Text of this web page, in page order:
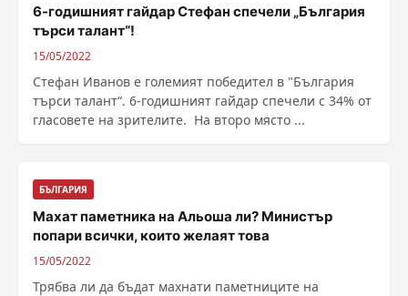
6-годишният гайдар Стефан спечели „България
търси талант“!
15/05/2022
Стефан Иванов е големият победител в "България
търси талант“. 6-годишният гайдар спечели с 34% от
гласовете на зрителите. На второ място ...
БЪЛГАРИЯ
Махат паметника на Альоша ли? Министър
попари всички, които желаят това
15/05/2022
Трябва ли да бъдат махнати паметниците на